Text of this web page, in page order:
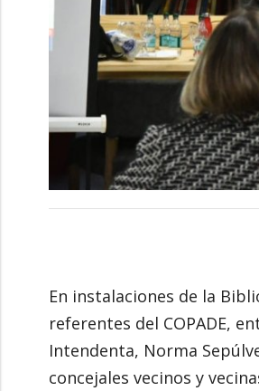
En instalaciones de la
referentes del COPADE,
Intendenta, Norma
concejales vecinos y